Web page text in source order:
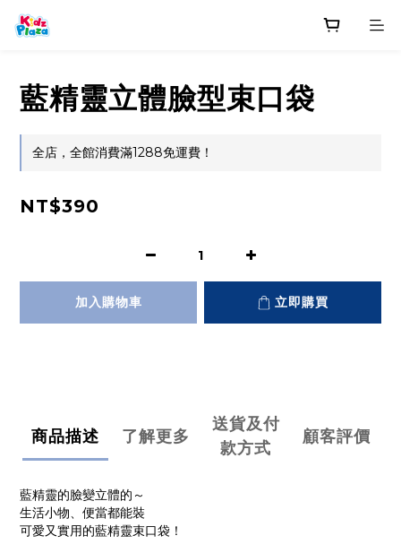
藍精靈立體臉型束口袋
全店，全館消費滿1288免運費！
NT$390
加入購物車 立即購買
商品描述 了解更多
送貨及付
款方式
顧客評價
藍精靈的臉變立體的～
生活小物、便當都能裝
可愛又實用的藍精靈束口袋！